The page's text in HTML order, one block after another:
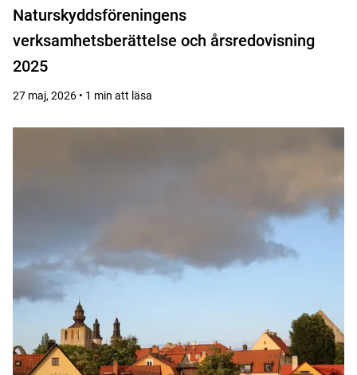
Naturskyddsföreningens
verksamhetsberättelse och årsredovisning
2025
27 maj, 2026 • 1 min att läsa